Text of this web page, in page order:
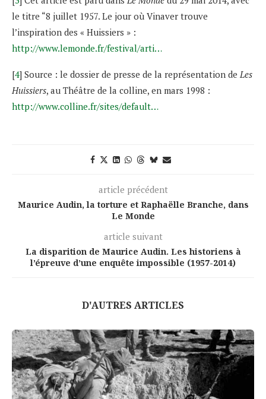
le titre “8 juillet 1957. Le jour où Vinaver trouve
l’inspiration des « Huissiers » :
http://www.lemonde.fr/festival/arti…
[4] Source : le dossier de presse de la représentation de Les
Huissiers, au Théâtre de la colline, en mars 1998 :
http://www.colline.fr/sites/default…
article précédent
Maurice Audin, la torture et Raphaëlle Branche, dans
Le Monde
article suivant
La disparition de Maurice Audin. Les historiens à
l’épreuve d’une enquête impossible (1957-2014)
D'AUTRES ARTICLES